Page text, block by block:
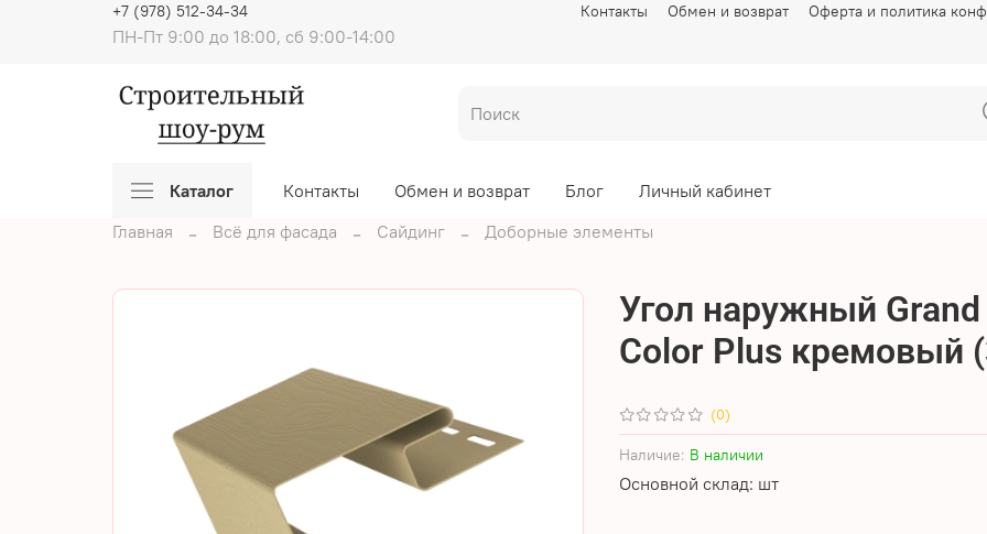
Контакты Обмен и возврат Оферта и политика
ПН-Пт 9:00 до 18:00, сб 9:00-14:00
+7 (978) 512-34-34
Каталог Контакты Обмен и возврат Блог
Личный кабинет
Главная
Всё для фасада Сайдинг Доборные элементы
(0)
Наличие: В наличии
Основной склад: шт
Угол наружный Grand
Color Plus кремовый